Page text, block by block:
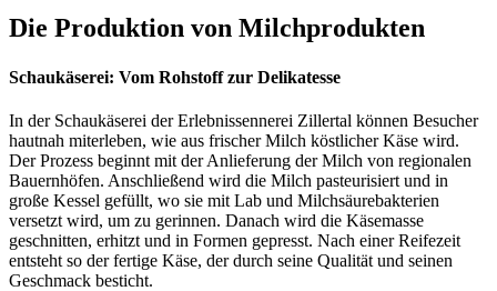
Die Produktion von Milchprodukten
Schaukäserei: Vom Rohstoff zur Delikatesse
In der Schaukäserei der Erlebnissennerei Zillertal können Besucher
hautnah miterleben, wie aus frischer Milch köstlicher Käse wird.
Der Prozess beginnt mit der Anlieferung der Milch von regionalen
Bauernhöfen. Anschließend wird die Milch pasteurisiert und in
große Kessel gefüllt, wo sie mit Lab und Milchsäurebakterien
versetzt wird, um zu gerinnen. Danach wird die Käsemasse
geschnitten, erhitzt und in Formen gepresst. Nach einer Reifezeit
entsteht so der fertige Käse, der durch seine Qualität und seinen
Geschmack besticht.